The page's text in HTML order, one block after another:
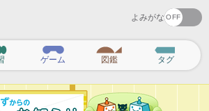
よみがな
ゲーム 図鑑 タグ